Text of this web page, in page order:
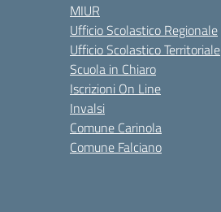
MIUR
Ufficio Scolastico Regionale
Ufficio Scolastico Territoriale
Scuola in Chiaro
Iscrizioni On Line
Invalsi
Comune Carinola
Comune Falciano